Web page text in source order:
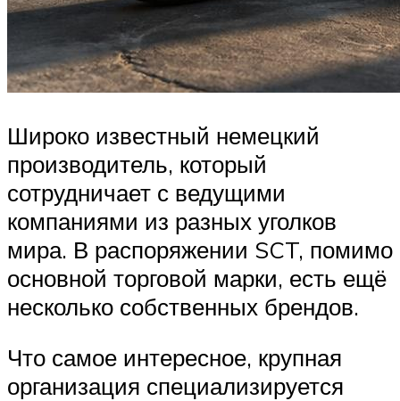
Широко известный немецкий
производитель, который
сотрудничает с ведущими
компаниями из разных уголков
мира. В распоряжении SCT, помимо
основной торговой марки, есть ещё
несколько собственных брендов.
Что самое интересное, крупная
организация специализируется